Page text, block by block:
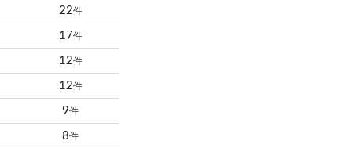
22件
17件
12件
12件
9件
8件